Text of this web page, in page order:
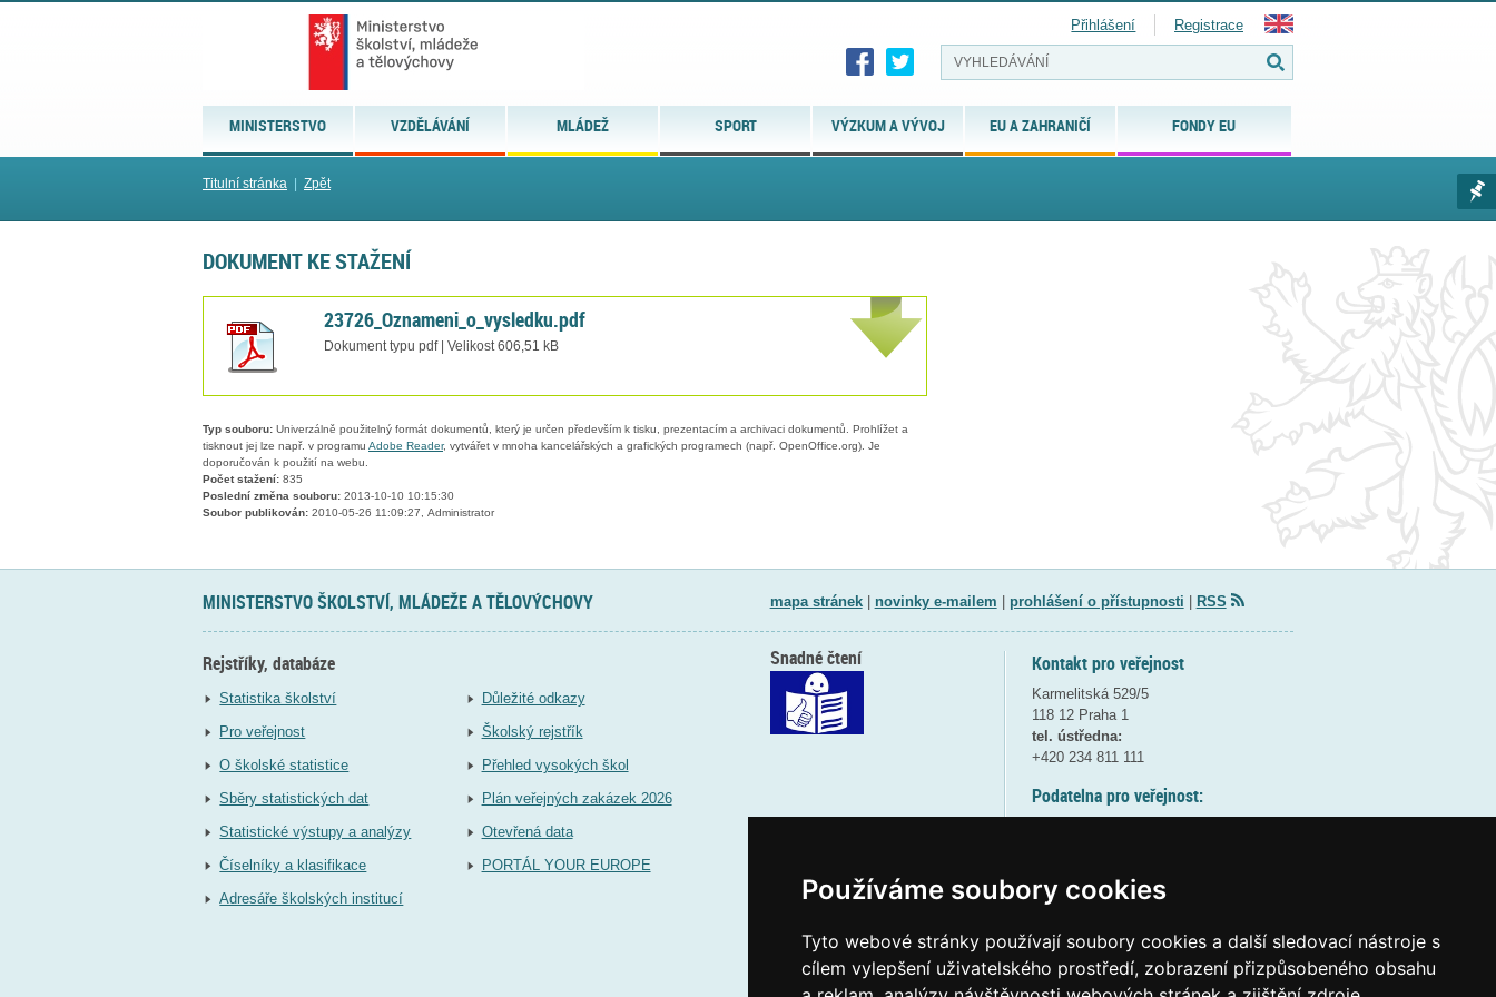
Používáme soubory cookies
Tyto webové stránky používají soubory cookies a další sledovací nástroje s
cílem vylepšení uživatelského prostředí, zobrazení přizpůsobeného obsahu
MINISTERSTVO VZDĚLÁVÁNÍ MLÁDEŽ SPORT VÝZKUM A VÝVOJ EU A ZAHRANIČÍ FONDY EU
Přihlášení Registrace
Titulní stránka Zpět
DOKUMENT KE STAŽENÍ
23726_Oznameni_o_vysledku.pdf
Dokument typu pdf | Velikost 606,51 kB
Typ souboru: Univerzálně použitelný formát dokumentů, který je určen především k tisku, prezentacím a archivaci dokumentů. Prohlížet a
tisknout jej lze např. v programu Adobe Reader, vytvářet v mnoha kancelářských a grafických programech (např. OpenOffice.org). Je
doporučován k použití na webu.
Počet stažení: 835
Poslední změna souboru: 2013-10-10 10:15:30
Soubor publikován: 2010-05-26 11:09:27, Administrator
MINISTERSTVO ŠKOLSTVÍ, MLÁDEŽE A TĚLOVÝCHOVY mapa stránek| novinky e-mailem prohlášení o přístupnosti RSS
Rejstříky, databáze
Statistika školství
Pro veřejnost
O školské statistice
Sběry statistických dat
Statistické výstupy a analýzy
Číselníky a klasifikace
Adresáře školských institucí
Důležité odkazy
Školský rejstřík
Přehled vysokých škol
Plán veřejných zakázek 2026
Otevřená data
PORTÁL YOUR EUROPE
Kontakt pro veřejnost
Karmelitská 529/5
118 12 Praha 1
tel. ústředna:
+420 234 811 111
Podatelna pro veřejnost:
(více informací
Elektronická podatelna:
Snadné čtení